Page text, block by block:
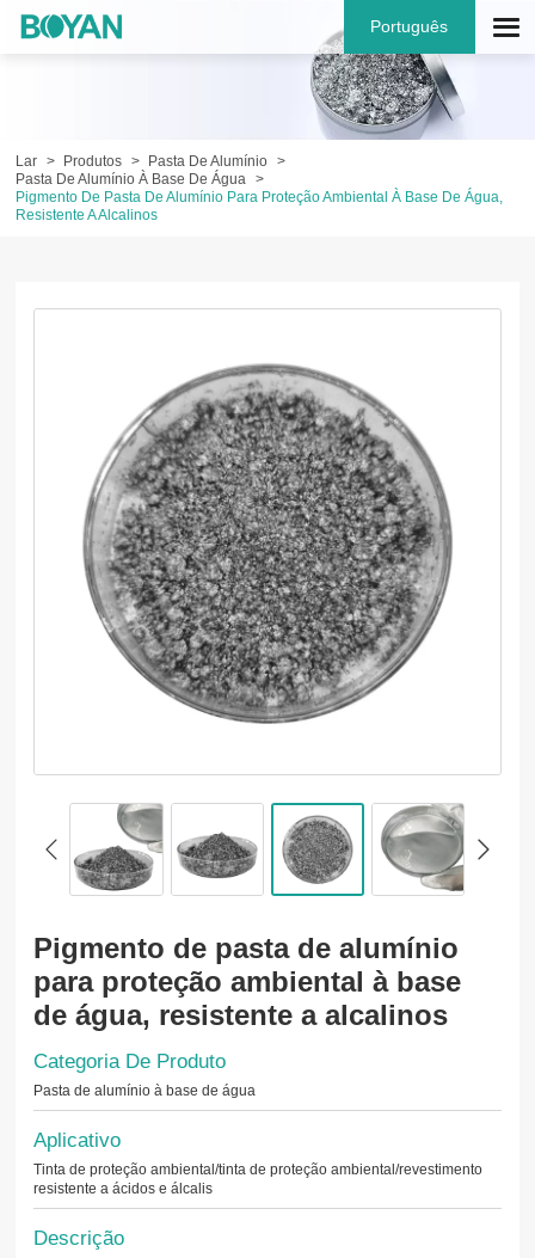
Português
Lar Produtos
Pasta De Alumínio
Pasta De Alumínio À Base De Água
Pigmento De Pasta De Alumínio Para Proteção Ambiental À Base De Água,
Resistente A Alcalinos
Pigmento de pasta de alumínio
para proteção ambiental à base
de água, resistente a alcalinos
Categoria De Produto
Pasta de alumínio à base de água
Aplicativo
Tinta de proteção ambiental/tinta de proteção ambiental/revestimento
resistente a ácidos e álcalis
Descrição